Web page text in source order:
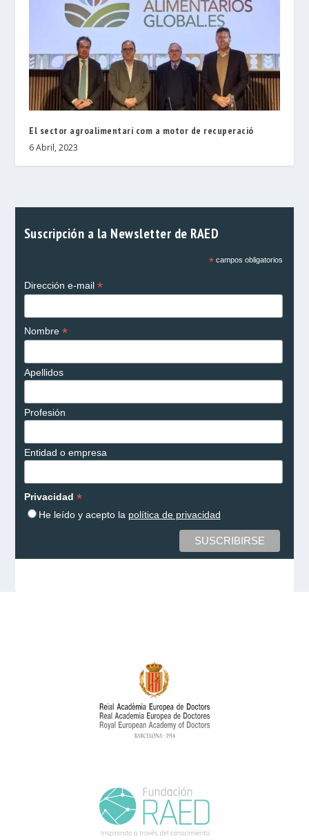
El sector agroalimentari com a motor de recuperació
6 Abril, 2023
Suscripción a la Newsletter de RAED
*campos obligatorios
Dirección e-mail *
Nombre *
Apellidos
Profesión
Entidad o empresa
Privacidad *
He leído y acepto la política de privacidad